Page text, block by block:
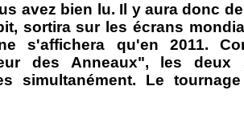
avez bien lu. Il y aura donc
sortira sur les écrans
s'affichera qu'en 2011.
des Anneaux", les deux
simultanément. Le